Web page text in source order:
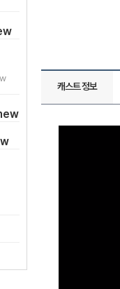
캐스트 정보